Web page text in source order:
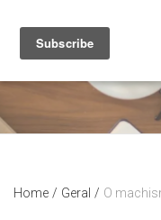
content
Home / Geral / O